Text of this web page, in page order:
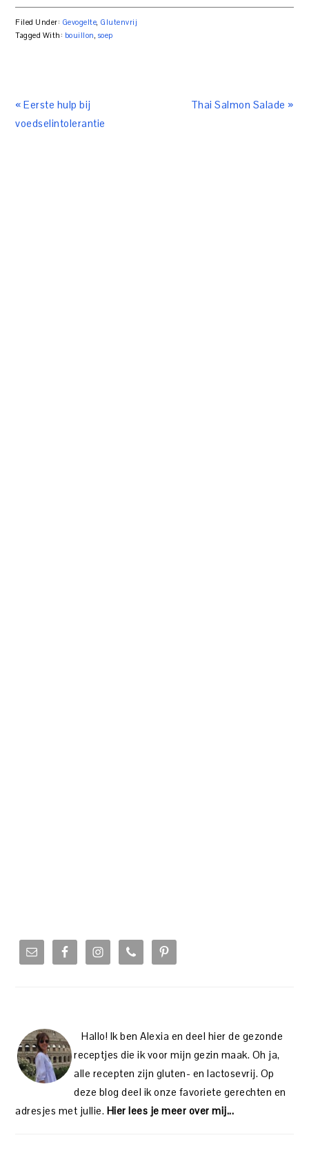
Filed Under: Gevogelte Glutenvrij
Tagged With: bouillon soep
« Eerste hulp bij
voedselintolerantie
Thai Salmon Salade »
SIDEBAR
Hallo! Ik ben Alexia en deel hier de gezonde
receptjes die ik voor mijn gezin maak. Oh ja,
alle recepten zijn gluten- en lactosevrij. Op
deze blog deel ik onze favoriete gerechten en
adresjes met jullie. Hier lees je meer over mij...